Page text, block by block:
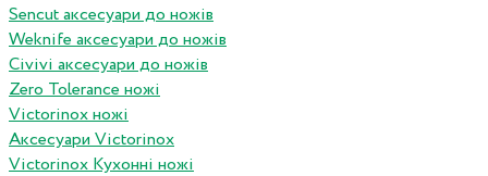
Sencut аксесуари до ножів
Weknife аксесуари до ножів
Civivi аксесуари до ножів
Zero Tolerance ножі
Victorinox ножі
Аксесуари Victorinox
Victorinox Кухонні ножі